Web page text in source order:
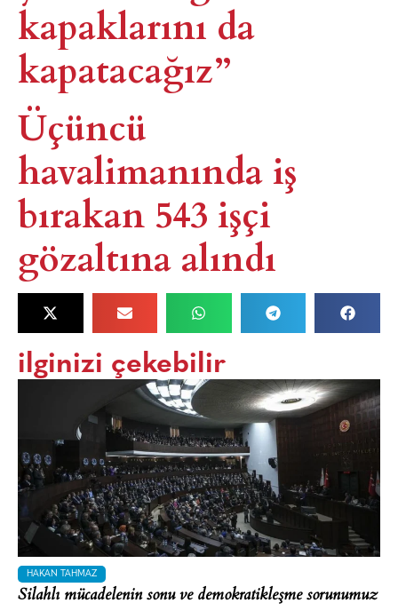
kapaklarını da
kapatacağız”
Üçüncü
havalimanında iş
bırakan 543 işçi
gözaltına alındı
ilginizi çekebilir
HAKAN TAHMAZ
Silahlı mücadelenin sonu ve demokratikleşme sorunumuz